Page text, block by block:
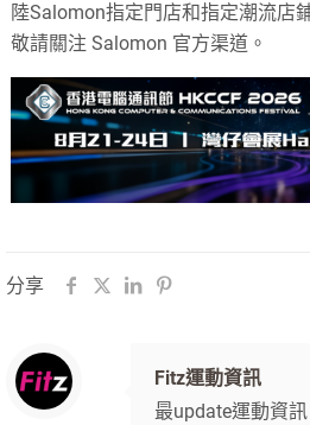
陸Salomon指定門店和指定潮流店
敬請關注 Salomon 官方渠道。
分享
Fitz運動資訊
最update運動資訊